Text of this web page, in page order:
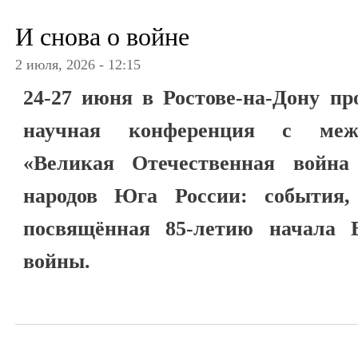
И снова о войне
2 июля, 2026 - 12:15
24-27 июня в Ростове-на-Дону
научная конференция с
«Великая Отечественная
народов Юга России:
посвящённая 85-летию начала
войны.